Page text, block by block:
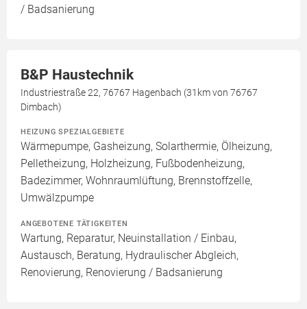
/ Badsanierung
B&P Haustechnik
Industriestraße 22, 76767 Hagenbach (31km von 76767
Dimbach)
HEIZUNG SPEZIALGEBIETE
Wärmepumpe, Gasheizung, Solarthermie, Ölheizung,
Pelletheizung, Holzheizung, Fußbodenheizung,
Badezimmer, Wohnraumlüftung, Brennstoffzelle,
Umwälzpumpe
ANGEBOTENE TÄTIGKEITEN
Wartung, Reparatur, Neuinstallation / Einbau,
Austausch, Beratung, Hydraulischer Abgleich,
Renovierung, Renovierung / Badsanierung